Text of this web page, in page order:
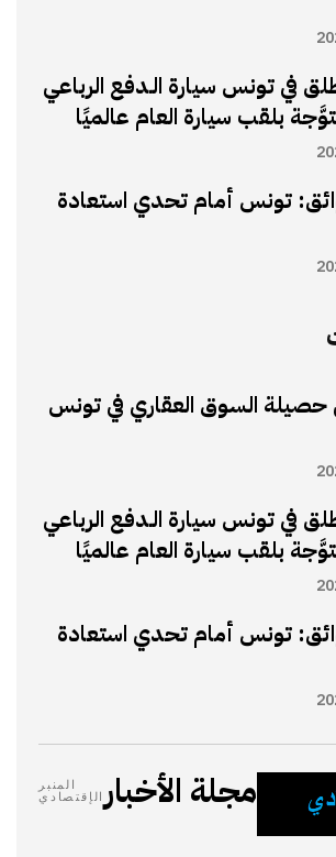
في تونس سيارة الـدفع الرباعي
تونس أمام تحدي استعادة
السوق العقاري في تونس
في تونس سيارة الـدفع الرباعي
تونس أمام تحدي استعادة
مجلة الأخبار
المنبر
الإقتصادي